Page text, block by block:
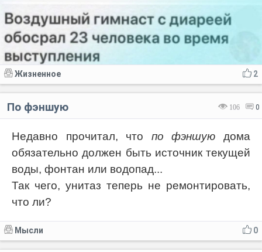
2
Жизненное
106 0
По фэншую
Недавно прочитал, что по фэншую дома
обязательно должен быть источник текущей
воды, фонтан или водопад...
Так чего, унитаз теперь не ремонтировать,
что ли?
0
Мысли